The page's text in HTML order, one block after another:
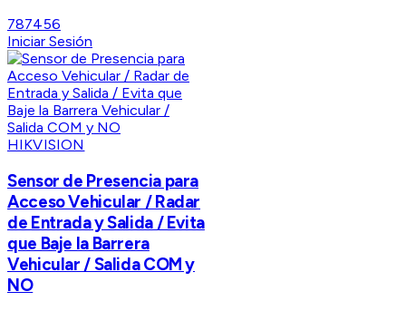
787456
Iniciar Sesión
HIKVISION
Sensor de Presencia para
Acceso Vehicular / Radar
de Entrada y Salida / Evita
que Baje la Barrera
Vehicular / Salida COM y
NO